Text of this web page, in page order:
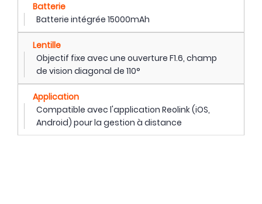
Batterie
Batterie intégrée 15000mAh
Lentille
Objectif fixe avec une ouverture F1.6, champ
de vision diagonal de 110°
Application
Compatible avec l'application Reolink (iOS,
Android) pour la gestion à distance